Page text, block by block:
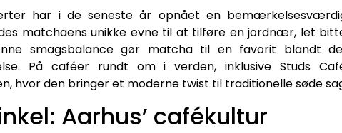
har i de seneste år opnået en
matchaens unikke evne til at tilføre en jordnær, let
smagsbalance gør matcha til en favorit blandt
På caféer rundt om i verden, inklusive Studs
hvor den bringer et moderne twist til traditionelle søde
Aarhus’ cafékultur